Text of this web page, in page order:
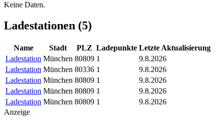
Keine Daten.
Ladestationen (5)
Name Stadt PLZ Ladepunkte Letzte Aktualisierung
Ladestation München 80809 1
9.8.2026
Ladestation München 80336 1
9.8.2026
Ladestation München 80809 1
9.8.2026
Ladestation München 80809 1
9.8.2026
Ladestation München 80809 1
9.8.2026
Anzeige